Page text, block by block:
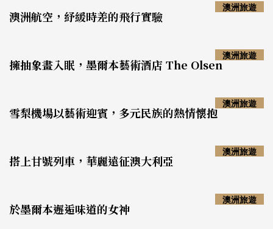
澳洲航空，紓緩時差的飛行實驗
澳洲旅遊
擁抽象畫入眠，墨爾本藝術酒店 The Olsen
澳洲旅遊
雪梨機場以藝術迎賓，多元民族的熱情懷抱
澳洲旅遊
搭上甘號列車，華麗遠征澳大利亞
澳洲旅遊
於墨爾本邂逅味道的女神
澳洲旅遊